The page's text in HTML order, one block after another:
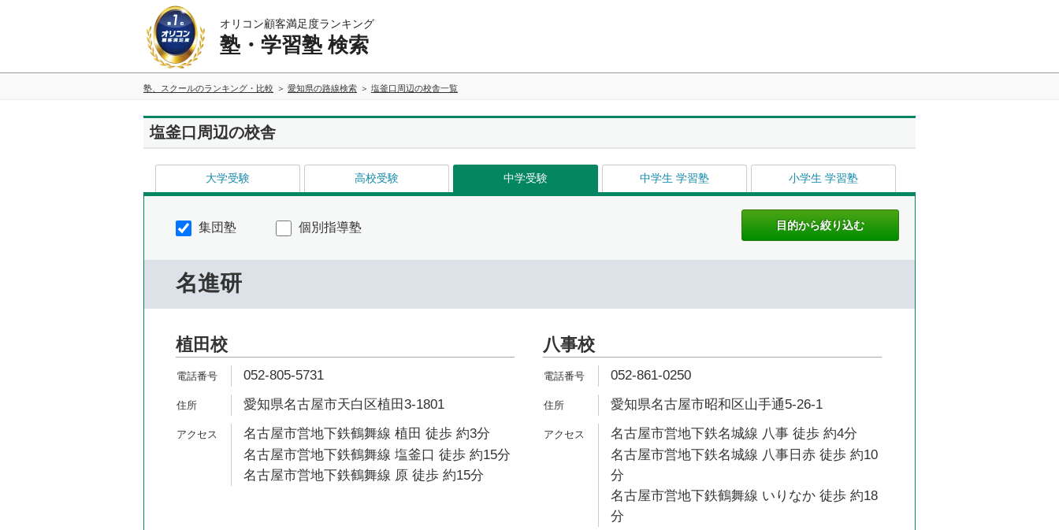
オリコン顧客満足度ランキング
塾・学習塾 検索
塾、スクールのランキング・比較 愛知県の路線検索 塩釜口周辺の校舎一覧
塩釜口周辺の校舎
大学受験 高校受験 中学受験 中学生 学習塾 小学生 学習塾
集団塾 個別指導塾
名進研
植田校
052-805-5731
愛知県名古屋市天白区植田3-1801
名古屋市営地下鉄鶴舞線 植田 徒歩 約3分
名古屋市営地下鉄鶴舞線 塩釜口 徒歩 約15分
名古屋市営地下鉄鶴舞線 原 徒歩 約15分
八事校
052-861-0250
愛知県名古屋市昭和区山手通5-26-1
名古屋市営地下鉄名城線 八事 徒歩 約4分
名古屋市営地下鉄名城線 八事日赤 徒歩 約10
分
名古屋市営地下鉄鶴舞線 いりなか 徒歩 約18
分